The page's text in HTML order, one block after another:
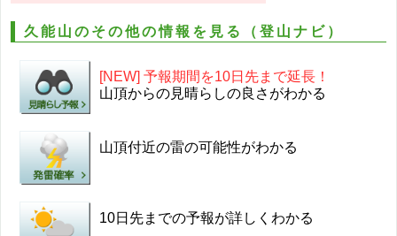
久能山のその他の情報を見る（登山ナビ）
[NEW] 予報期間を10日先まで延長！
山頂からの見晴らしの良さがわかる
山頂付近の雷の可能性がわかる
10日先までの予報が詳しくわかる